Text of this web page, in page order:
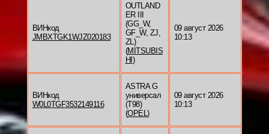
ВИНкод
JMBXTGK1WJZ020183
OUTLAND
ER III
(GG_W,
GF_W, ZJ,
ZL)
(MITSUBIS
HI )
09 август 2026
10:13
ВИНкод
W0L0TGF3532149116
ASTRA G
универсал
(T98)
(OPEL )
09 август 2026
10:13